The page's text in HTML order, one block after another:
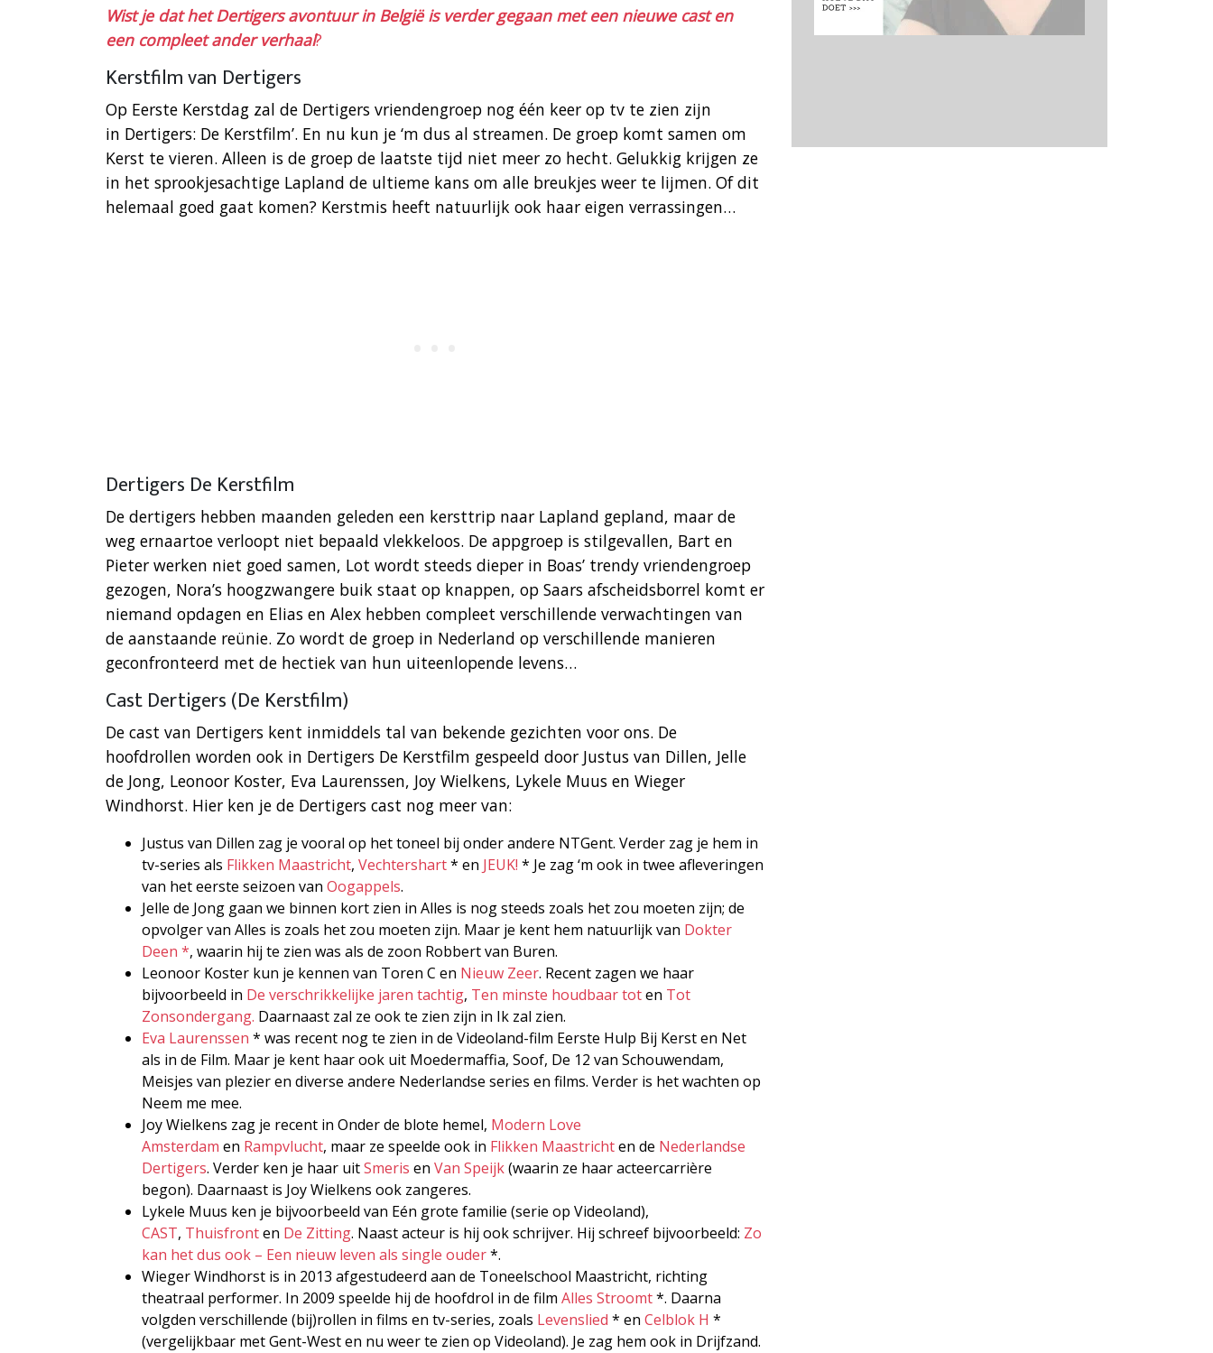
Wist je dat het Dertigers avontuur in België is verder gegaan met een nieuwe cast en
een compleet ander verhaal?
Kerstfilm van Dertigers
Op Eerste Kerstdag zal de Dertigers vriendengroep nog één keer op tv te zien zijn
in Dertigers: De Kerstfilm’. En nu kun je ‘m dus al streamen. De groep komt samen om
Kerst te vieren. Alleen is de groep de laatste tijd niet meer zo hecht. Gelukkig krijgen ze
in het sprookjesachtige Lapland de ultieme kans om alle breukjes weer te lijmen. Of dit
helemaal goed gaat komen? Kerstmis heeft natuurlijk ook haar eigen verrassingen…
Dertigers De Kerstfilm
De dertigers hebben maanden geleden een kersttrip naar Lapland gepland, maar de
weg ernaartoe verloopt niet bepaald vlekkeloos. De appgroep is stilgevallen, Bart en
Pieter werken niet goed samen, Lot wordt steeds dieper in Boas’ trendy vriendengroep
gezogen, Nora’s hoogzwangere buik staat op knappen, op Saars afscheidsborrel komt er
niemand opdagen en Elias en Alex hebben compleet verschillende verwachtingen van
de aanstaande reünie. Zo wordt de groep in Nederland op verschillende manieren
geconfronteerd met de hectiek van hun uiteenlopende levens…
Cast Dertigers (De Kerstfilm)
De cast van Dertigers kent inmiddels tal van bekende gezichten voor ons. De
hoofdrollen worden ook in Dertigers De Kerstfilm gespeeld door Justus van Dillen, Jelle
de Jong, Leonoor Koster, Eva Laurenssen, Joy Wielkens, Lykele Muus en Wieger
Windhorst. Hier ken je de Dertigers cast nog meer van:
Justus van Dillen zag je vooral op het toneel bij onder andere NTGent. Verder zag je hem in
tv-series als Flikken Maastricht, Vechtershart* en JEUK! * Je zag ‘m ook in twee afleveringen
van het eerste seizoen van Oogappels.
Jelle de Jong gaan we binnen kort zien in Alles is nog steeds zoals het zou moeten zijn; de
opvolger van Alles is zoals het zou moeten zijn. Maar je kent hem natuurlijk van Dokter
Deen *, waarin hij te zien was als de zoon Robbert van Buren.
Leonoor Koster kun je kennen van Toren C en Nieuw Zeer. Recent zagen we haar
bijvoorbeeld in De verschrikkelijke jaren tachtig, Ten minste houdbaar toten Tot
Zonsondergang. Daarnaast zal ze ook te zien zijn in Ik zal zien.
Eva Laurenssen * was recent nog te zien in de Videoland-film Eerste Hulp Bij Kerst en Net
als in de Film. Maar je kent haar ook uit Moedermaffia, Soof, De 12 van Schouwendam,
Meisjes van plezier en diverse andere Nederlandse series en films. Verder is het wachten op
Neem me mee.
Joy Wielkens zag je recent in Onder de blote hemel, Modern Love
Amsterdam en Rampvlucht, maar ze speelde ook in Flikken Maastrichten de Nederlandse
Dertigers. Verder ken je haar uitSmeris en Van Speijk(waarin ze haar acteercarrière
begon). Daarnaast is Joy Wielkens ook zangeres.
Lykele Muus ken je bijvoorbeeld van Eén grote familie (serie op Videoland),
CAST, Thuisfronten De Zitting. Naast acteur is hij ook schrijver. Hij schreef bijvoorbeeld: Zo
kan het dus ook – Een nieuw leven als single ouder*.
Wieger Windhorst is in 2013 afgestudeerd aan de Toneelschool Maastricht, richting
theatraal performer. In 2009 speelde hij de hoofdrol in de film Alles Stroomt*. Daarna
volgden verschillende (bij)rollen in films en tv-series, zoals Levenslied * en Celblok H *
(vergelijkbaar met Gent-West en nu weer te zien op Videoland). Je zag hem ook in Drijfzand.